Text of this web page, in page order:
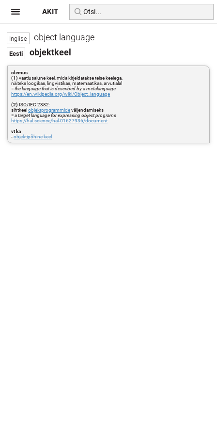
object language
objektkeel
olemus
(1) vaatlusalune keel, mida kirjeldatakse teise keelega,
näiteks loogikas, lingvistikas, matemaatikas, arvutialal
=the language that is described by a metalanguage
https://en.wikipedia.org/wiki/Object_language
(2) ISO/IEC 2382:
sihtkeelobjektprogrammideväljendamiseks
=a target language for expressing object programs
https://hal.science/hal-01627936/document
vt ka
-objektipõhine keel
AKIT